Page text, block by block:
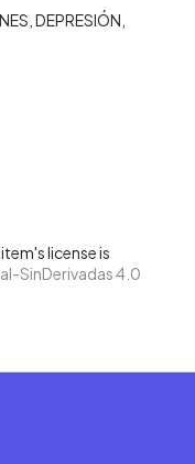
DEPRESIÓN
license is
SinDerivadas 4.0